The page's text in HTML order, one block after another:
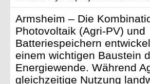
Armsheim – Die
Photovoltaik (Agri-PV) und
Batteriespeichern
einem wichtigen Baustein
Energiewende. Während
gleichzeitige Nutzung